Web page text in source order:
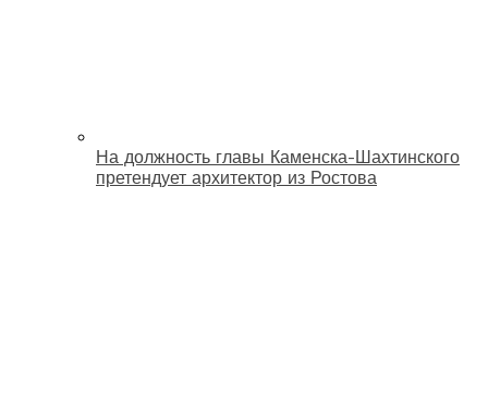
На должность главы Каменска-Шахтинского
претендует архитектор из Ростова